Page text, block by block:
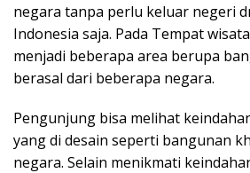
negara tanpa perlu keluar negeri
Indonesia saja. Pada Tempat
menjadi beberapa area berupa
berasal dari beberapa negara.
Pengunjung bisa melihat
yang di desain seperti bangunan
negara. Selain menikmati